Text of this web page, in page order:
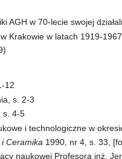
AGH w 70-lecie swojej
Krakowie w latach 1919-
12
s. 2-3
s. 4-5
i technologiczne w
i Ceramika 1990, nr 4, s. 33,
naukowej Profesora inż.